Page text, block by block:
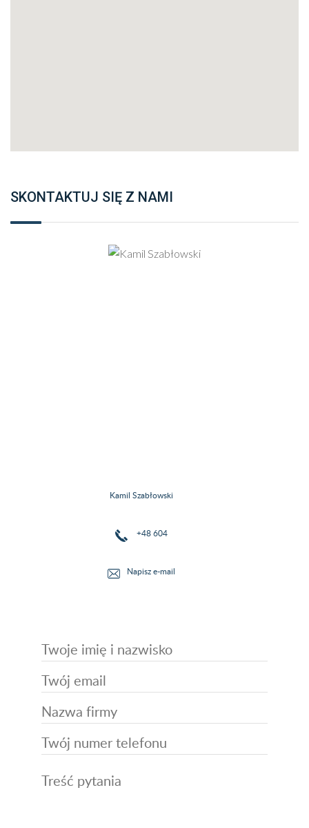
SKONTAKTUJ SIĘ Z NAMI
Kamil Szabłowski
+48 604
Napisz e-mail